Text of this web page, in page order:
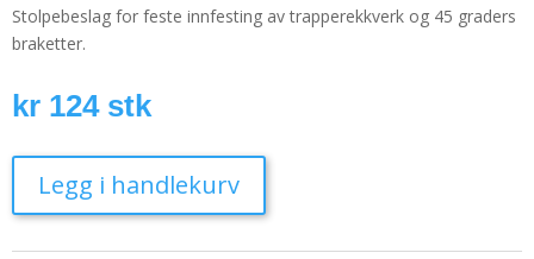
Stolpebeslag for feste innfesting av trapperekkverk og 45 graders
braketter.
kr 124 stk
Legg i handlekurv